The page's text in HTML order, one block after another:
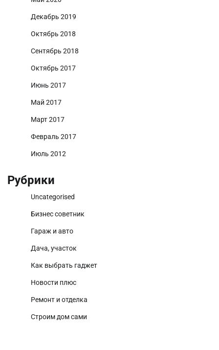
Декабрь 2019
Октябрь 2018
Сентябрь 2018
Октябрь 2017
Июнь 2017
Май 2017
Март 2017
Февраль 2017
Июль 2012
Рубрики
Uncategorised
Бизнес советник
Гараж и авто
Дача, участок
Как выбрать гаджет
Новости плюс
Ремонт и отделка
Строим дом сами